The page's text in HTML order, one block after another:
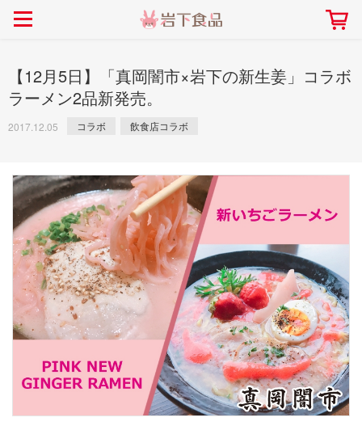
ごあいさつ 会社概要
採用情報 本社所在地
> 新商品
> イベント
> 飲食店コラボ
> ミュージアム
> イワシカちゃん
> オンラインショップ
> メディア掲載
> その他
2026」｜岩下の新生姜ミュー
ジアム
2026.07.01
> 生姜
> らっきょう
> 梅
> その他
> らっきょうレシピ
> オリーブレシピ
きバージョン～
畑での取り組み 工場での取り組み
岩下の新生姜について 岩下のらっきょうにつ
岩下の新生姜ミュージアム
しょうがを食べてお悩
岩下の新生姜万年筆インク 書く描くコンテ
スト
岩下の新生姜Sing＆
～ニュージンジャーイ
【12月5日】「真岡闇市×岩下の新生姜」コラボ
ラーメン2品新発売。
2017.12.05 コラボ 飲食店コラボ